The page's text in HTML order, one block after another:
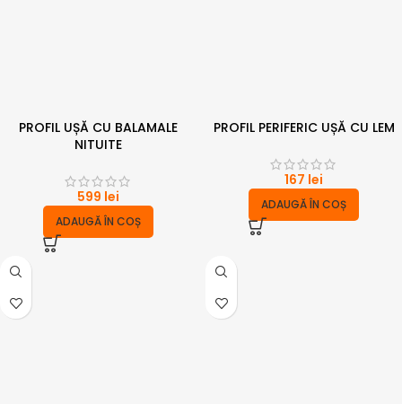
PROFIL UȘĂ CU BALAMALE
NITUITE
599 lei
ADAUGĂ ÎN COȘ
PROFIL PERIFERIC UȘĂ CU LEM
167 lei
ADAUGĂ ÎN COȘ